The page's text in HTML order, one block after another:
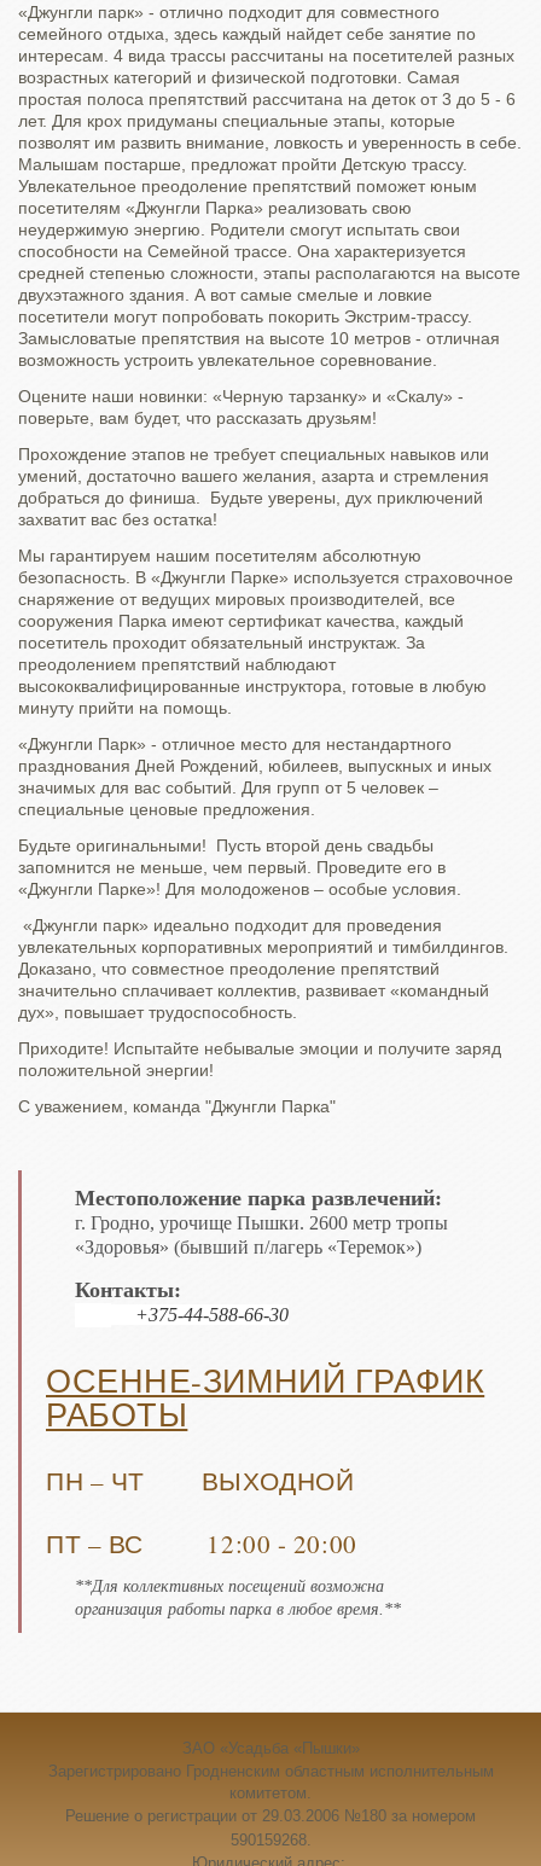
«Джунгли парк» - отлично подходит для совместного
семейного отдыха, здесь каждый найдет себе занятие по
интересам. 4 вида трассы рассчитаны на посетителей разных
возрастных категорий и физической подготовки. Самая
простая полоса препятствий рассчитана на деток от 3 до 5 - 6
лет. Для крох придуманы специальные этапы, которые
позволят им развить внимание, ловкость и уверенность в себе.
Малышам постарше, предложат пройти Детскую трассу.
Увлекательное преодоление препятствий поможет юным
посетителям «Джунгли Парка» реализовать свою
неудержимую энергию. Родители смогут испытать свои
способности на Семейной трассе. Она характеризуется
средней степенью сложности, этапы располагаются на высоте
двухэтажного здания. А вот самые смелые и ловкие
посетители могут попробовать покорить Экстрим-трассу.
Замысловатые препятствия на высоте 10 метров - отличная
возможность устроить увлекательное соревнование.
Оцените наши новинки: «Черную тарзанку» и «Скалу» -
поверьте, вам будет, что рассказать друзьям!
Прохождение этапов не требует специальных навыков или
умений, достаточно вашего желания, азарта и стремления
добраться до финиша. Будьте уверены, дух приключений
захватит вас без остатка!
Мы гарантируем нашим посетителям абсолютную
безопасность. В «Джунгли Парке» используется страховочное
снаряжение от ведущих мировых производителей, все
сооружения Парка имеют сертификат качества, каждый
посетитель проходит обязательный инструктаж. За
преодолением препятствий наблюдают
высококвалифицированные инструктора, готовые в любую
минуту прийти на помощь.
«Джунгли Парк» - отличное место для нестандартного
празднования Дней Рождений, юбилеев, выпускных и иных
значимых для вас событий. Для групп от 5 человек –
специальные ценовые предложения.
Будьте оригинальными! Пусть второй день свадьбы
запомнится не меньше, чем первый. Проведите его в
«Джунгли Парке»! Для молодоженов – особые условия.
«Джунгли парк» идеально подходит для проведения
увлекательных корпоративных мероприятий и тимбилдингов.
Доказано, что совместное преодоление препятствий
значительно сплачивает коллектив, развивает «командный
дух», повышает трудоспособность.
Приходите! Испытайте небывалые эмоции и получите заряд
положительной энергии!
С уважением, команда "Джунгли Парка"
Местоположение парка развлечений:
г. Гродно, урочище Пышки. 2600 метр тропы
«Здоровья» (бывший п/лагерь «Теремок»)
Контакты:
+375-44-588-66-30
ОСЕННЕ-ЗИМНИЙ ГРАФИК
РАБОТЫ
ПН – ЧТ ВЫХОДНОЙ
ПТ – ВС 12:00 - 20:00
**Для коллективных посещений возможна
организация работы парка в любое время.**
ЗАО «Усадьба «Пышки»
Зарегистрировано Гродненским областным исполнительным
комитетом.
Решение о регистрации от 29.03.2006 №180 за номером
590159268.